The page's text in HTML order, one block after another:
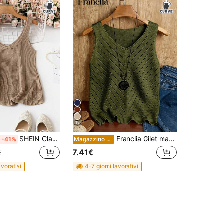
-41% SHEIN Clasi Blusa in maglia semplice monocromatica con bretelle larghe, stile minimalista, per uso casual quotidiano, taglia comoda
18
Magazzino EU Franclia Gilet maglione pullover da donna taglie forti in maglia, casual, con scollo a V, traforato, tinta unita, top alla moda versatile per primavera/estate
7.41€
4-7 giorni lavorativi